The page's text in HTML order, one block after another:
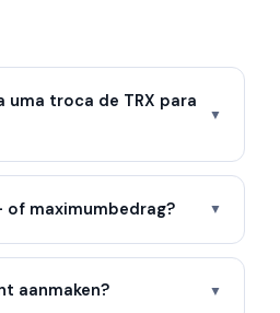
uma troca de TRX para
▼
of maximumbedrag? ▼
aanmaken? ▼